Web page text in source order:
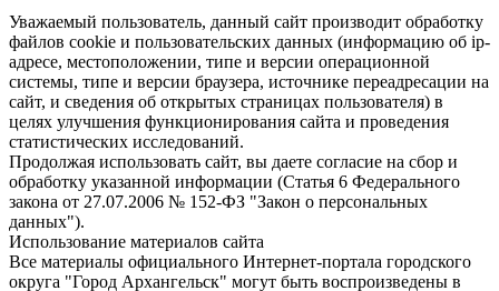
Уважаемый пользователь, данный сайт производит обработку
файлов cookie и пользовательских данных (информацию об ip-
адресе, местоположении, типе и версии операционной
системы, типе и версии браузера, источнике переадресации на
сайт, и сведения об открытых страницах пользователя) в
целях улучшения функционирования сайта и проведения
статистических исследований.
Продолжая использовать сайт, вы даете согласие на сбор и
обработку указанной информации (Статья 6 Федерального
закона от 27.07.2006 № 152-ФЗ "Закон о персональных
данных").
Использование материалов сайта
Все материалы официального Интернет-портала городского
округа "Город Архангельск" могут быть воспроизведены в